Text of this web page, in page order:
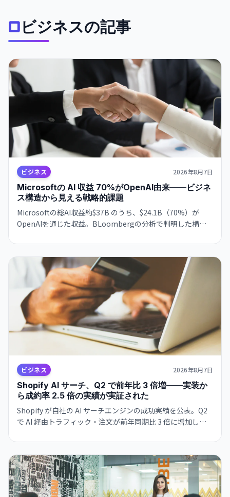
ビジネスの記事
ビジネス 2026年8月7日
Microsoftの AI 収益 70%がOpenAI由来——ビジネ
ス構造から見える戦略的課題
Microsoftの総AI収益約$37B のうち、$24.1B（70%）が
OpenAIを通じた収益。BLoombergの分析で判明した構図
築の急務を浮き彫りにします。
ビジネス 2026年8月7日
Shopify AI サーチ、Q2 で前年比 3 倍増——実装か
ら成約率 2.5 倍の実績が実証された
Shopify が自社の AI サーチエンジンの成功実績を公表。Q2
で AI 経由トラフィック・注文が前年同期比 3 倍に増加し、
存・補完する関係を示唆。